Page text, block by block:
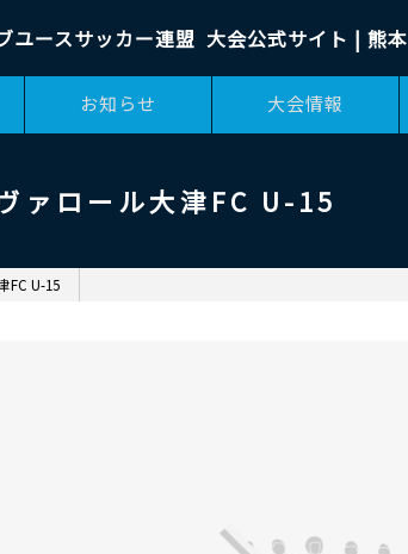
ユースサッカー連盟 大会公式サイト | 熊本
お知らせ 大会情報
ァロール大津FC U-15
FC U-15